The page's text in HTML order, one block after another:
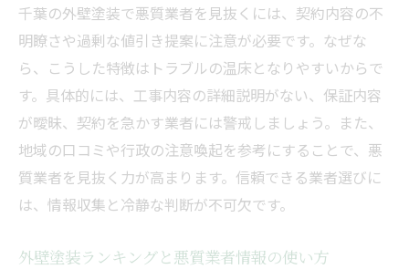
千葉の外壁塗装で悪質業者を見抜くには、契約内容の不
明瞭さや過剰な値引き提案に注意が必要です。なぜな
ら、こうした特徴はトラブルの温床となりやすいからで
す。具体的には、工事内容の詳細説明がない、保証内容
が曖昧、契約を急かす業者には警戒しましょう。また、
地域の口コミや行政の注意喚起を参考にすることで、悪
質業者を見抜く力が高まります。信頼できる業者選びに
は、情報収集と冷静な判断が不可欠です。
外壁塗装ランキングと悪質業者情報の使い方